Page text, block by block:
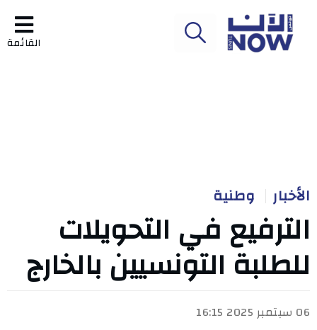
القائمة
الأخبار وطنية
الترفيع في التحويلات
للطلبة التونسيين بالخارج
06 سبتمبر 2025 16:15